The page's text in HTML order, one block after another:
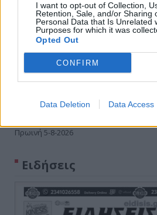
I want to opt-out of Collection,
Retention, Sale, and/or Sharing
Personal Data that Is Unrelated
Purposes for which it was
Opted Out
CONFIRM
Data Deletion Data Access
Πρωινή 5-8-2026
Ειδήσεις